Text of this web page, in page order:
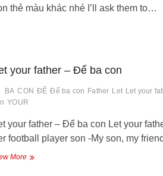
thẻ màu khác nhé I’ll ask them to…
your father – Để ba con
BA CON ĐỂ Để ba con Father Let Let your
YOUR
your father – Để ba con Let your
football player son -My son, my
MoreLet